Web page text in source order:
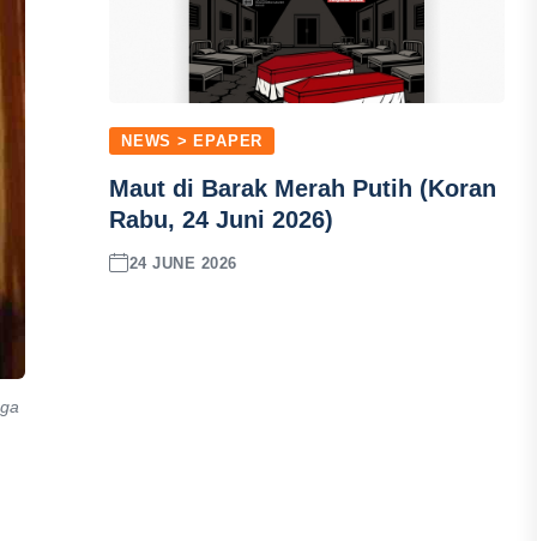
NEWS > EPAPER
Maut di Barak Merah Putih (Koran
Rabu, 24 Juni 2026)
24 JUNE 2026